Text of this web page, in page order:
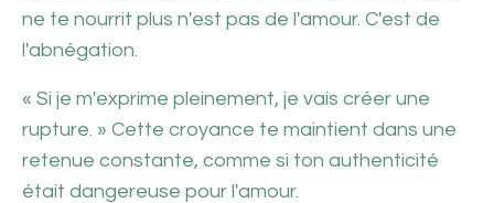
ne te nourrit plus n'est pas de l'amour. C'est de
l'abnégation.
« Si je m'exprime pleinement, je vais créer une
rupture. » Cette croyance te maintient dans une
retenue constante, comme si ton authenticité
était dangereuse pour l'amour.